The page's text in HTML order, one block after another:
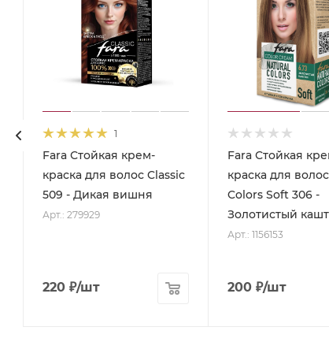
1
Fara Стойкая крем-
краска для волос Classic
509 - Дикая вишня
Арт.: 279929
220 ₽/шт
Fara Стойкая
краска для
Colors Soft 306 -
Золотистый
Арт.: 1156153
200₽/шт